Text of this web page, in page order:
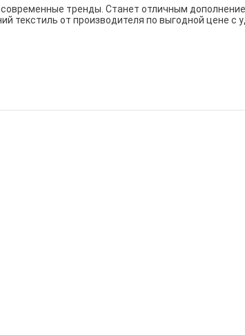
тренды. Станет отличным
текстиль от производителя по выгодной цене с